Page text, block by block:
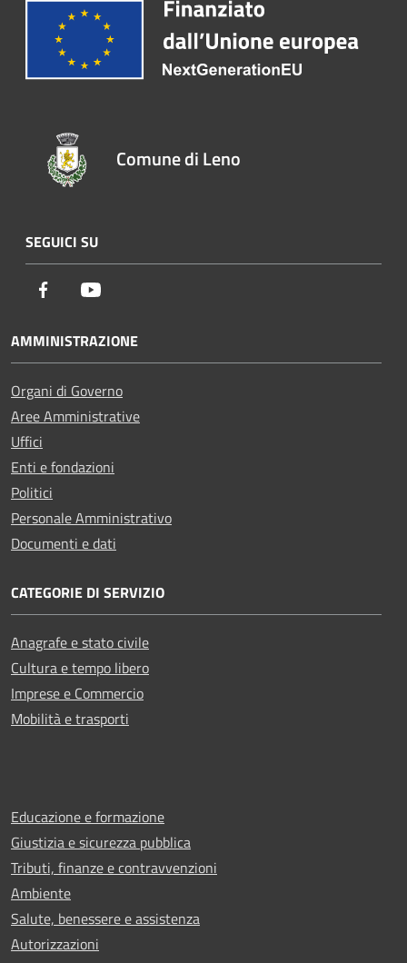
Comune di Leno
SEGUICI SU
Facebook
AMMINISTRAZIONE
Organi di Governo
Aree Amministrative
Uffici
Enti e fondazioni
Politici
Personale Amministrativo
Documenti e dati
CATEGORIE DI SERVIZIO
Anagrafe e stato civile
Cultura e tempo libero
Imprese e Commercio
Mobilità e trasporti
Educazione e formazione
Giustizia e sicurezza pubblica
Tributi, finanze e contravvenzioni
Ambiente
Salute, benessere e assistenza
Autorizzazioni